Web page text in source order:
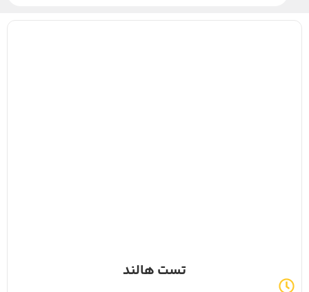
تست هالند